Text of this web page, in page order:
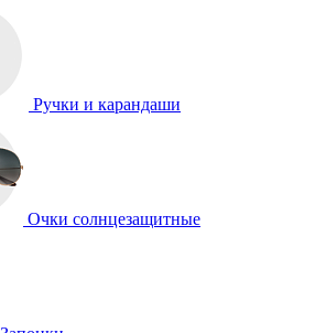
Ручки и карандаши
Очки солнцезащитные